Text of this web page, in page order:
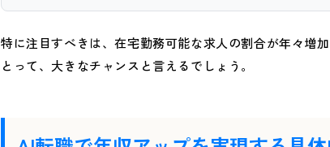
特に注目すべきは、在宅勤務可能な求人の割合が年々増
とって、大きなチャンスと言えるでしょう。